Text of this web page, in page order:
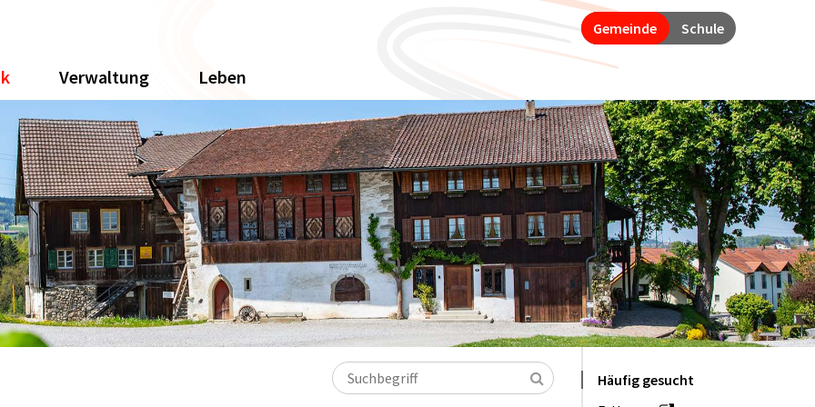
Verwaltung Leben
Gemeinde Schule
Suchbegriff Suchen
Häufig gesucht